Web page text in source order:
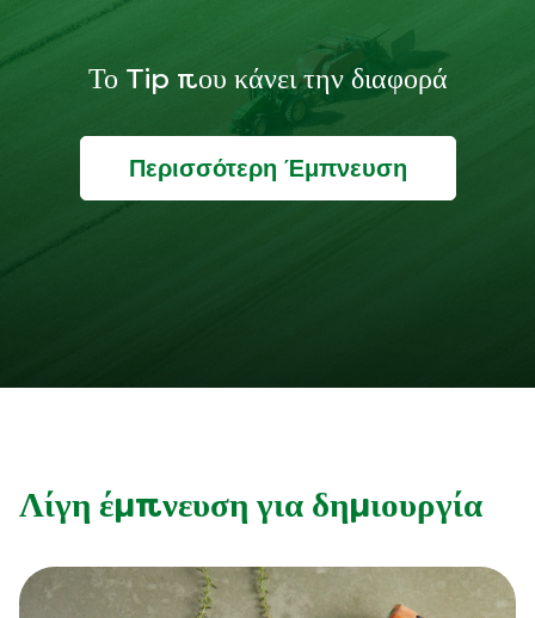
Το Tip που κάνει την διαφορά
Περισσότερη Έμπνευση
Λίγη έμπνευση για δημιουργία